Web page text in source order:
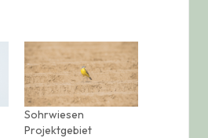
Sohrwiesen
Projektgebiet